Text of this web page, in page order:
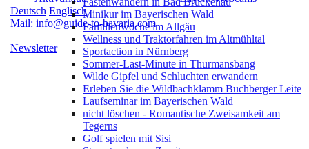
Deutsch Englisch
Mail: info@guide-to-bavaria.com
Newsletter
Minikur im Bayerischen Wald
Familienwoche im Allgäu
Wellness und Traktorfahren im Altmühltal
Sportaction in Nürnberg
Sommer-Last-Minute in Thurmansbang
Wilde Gipfel und Schluchten erwandern
Erleben Sie die Wildbachklamm Buchberger Leite
Laufseminar im Bayerischen Wald
nicht löschen - Romantische Zweisamkeit am
Tegerns
Golf spielen mit Sisi